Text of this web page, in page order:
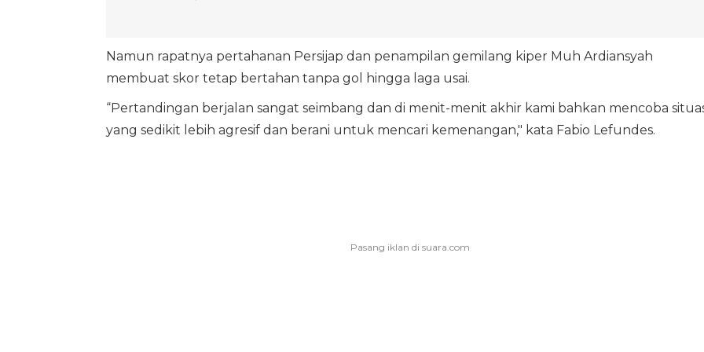
Namun rapatnya pertahanan Persijap dan penampilan gemilang kiper Muh Ardiansyah
membuat skor tetap bertahan tanpa gol hingga laga usai.
“Pertandingan berjalan sangat seimbang dan di menit-menit akhir kami bahkan mencoba
yang sedikit lebih agresif dan berani untuk mencari kemenangan," kata Fabio Lefundes.